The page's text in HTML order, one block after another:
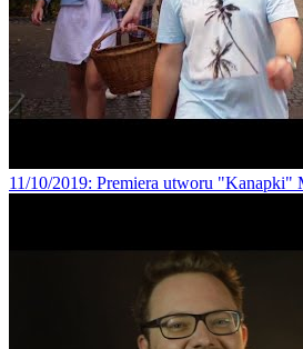
11/10/2019: Premiera utworu "Kanapki"